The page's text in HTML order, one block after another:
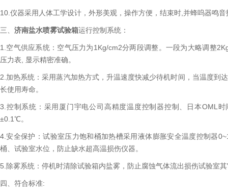
10.仪器采用人体工学设计，外形美观，操作方便，结束时,并蜂呜器鸣音
三、 济南盐水喷雾试验箱运行控制系统：
1.空气供应系统：空气压力为1Kg/cm2分两段调整。一段为大略调整
压力表, 显示精密准确。
2.加热系统：采用蒸汽加热方式，升温速度快减少待机时间，当温度到
长使用寿命。
3.控制系统：采用厦门宇电公司高精度温度控制器控制、日本OML
±0.1℃。
4.安全保护：试验室压力饱和桶加热槽采用液体膨胀安全温度控制器
桶、试验室水位，防止缺水超高温损伤仪器。
5.除雾系统：停机时清除试验箱内盐雾，防止腐蚀气体流出损伤试验室
四、符合标准: